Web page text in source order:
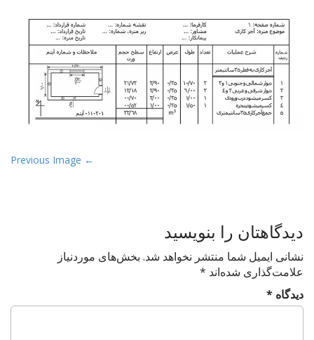
n
a
v
i
g
← Previous Image
دیدگاهتان را بنویسید
نشانی ایمیل شما منتشر نخواهد شد. بخش‌های موردنیاز
علامت‌گذاری شده‌اند *
دیدگاه *